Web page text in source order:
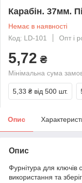
Карабін. 37мм.
Немає в наявності
Код: LD-101
Опт і
5,72 ₴
Мінімальна сума
5,33 ₴ від 500 шт.
Опис
Опис
Фурнітура для ключів
використання та